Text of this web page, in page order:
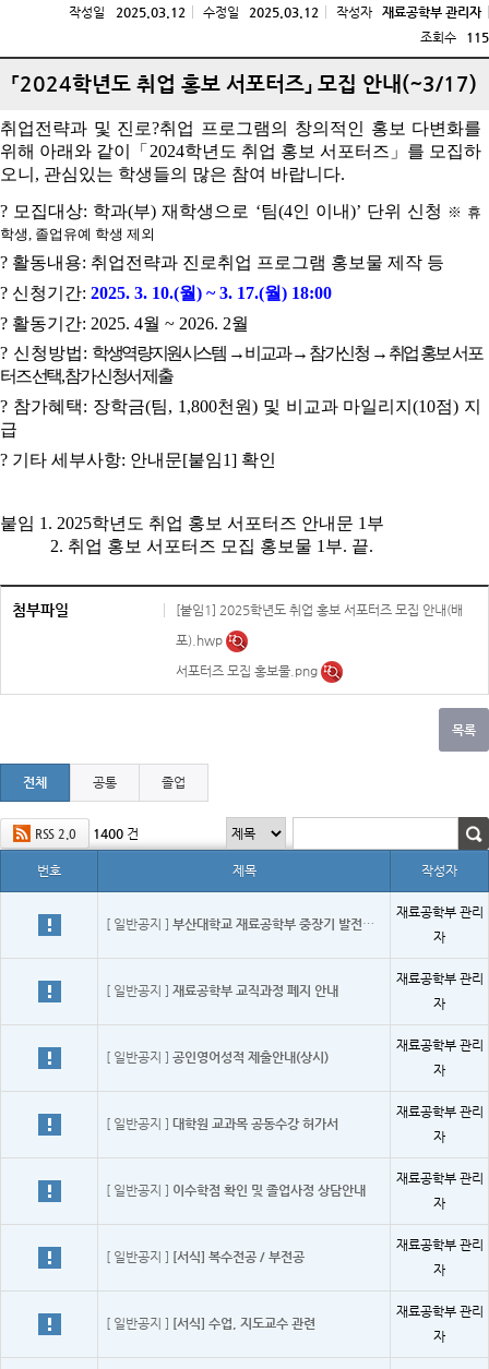
작성일 2025.03.12 수정일 2025.03.12 작성자
재료공학부 관리자
조회수
115
「2024학년도 취업 홍보 서포터즈」 모집 안내(~3/17)
취업전략과 및 진로?취업 프로그램의 창의적인 홍보 다변화를
위해 아래와 같이
「 2024학년도 취업 홍보 서포터즈 」 를 모집하
오니 , 관심있는 학생들의 많은 참여 바랍니다.
? 모집대상: 학과(부)재학생으로 ‘팀(4인 이내)’ 단위 신청 ※ 휴
학생 졸업유예 학생 제외
? 활동내용: 취업전략과 진로취업 프로그램 홍보물 제작 등
? 신청기간: 2025. 3. 10.(월) ~ 3. 17.(월) 18:00
? 활동기간: 2025. 4월 ~ 2026. 2월
? 신청방법: 학생역량지원시스템 →비교과→ 참가신청 → 취업 홍보 서포
터즈 선택,참가 신청서 제출
? 참가혜택: 장학금(팀, 1,800천원) 및 비교과 마일리지(10점) 지
급
? 기타 세부사항: 안내문[붙임1] 확인
붙임 1. 2025학년도 취업 홍보 서포터즈 안내문 1 부
2. 취업 홍보 서포터즈 모집 홍보물 1 부. 끝.
첨부파일
[붙임1] 2025학년도 취업 홍보 서포터즈 모집 안내(배
포).hwp
서포터즈 모집 홍보물.png
전체 공통 졸업
RSS 2.0 1400건
번호 제목 작성자
[ 일반공지 ] 부산대학교 재료공학부 중장기 발전계획(2026~2030)
재료공학부 관리
자
[ 일반공지 ] 재료공학부 교직과정 폐지 안내
재료공학부 관리
자
[ 일반공지 ] 공인영어성적 제출안내(상시)
재료공학부 관리
자
[ 일반공지 ] 대학원 교과목 공동수강 허가서
재료공학부 관리
자
[ 일반공지 ] 이수학점 확인 및 졸업사정 상담안내
재료공학부 관리
자
[ 일반공지 ] [서식] 복수전공 / 부전공
재료공학부 관리
자
[ 일반공지 ] [서식] 수업, 지도교수 관련
재료공학부 관리
자